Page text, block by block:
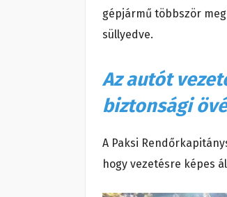
gépjármű többször
süllyedve.
Az autót
biztonsági
A Paksi
hogy vezetésre képes